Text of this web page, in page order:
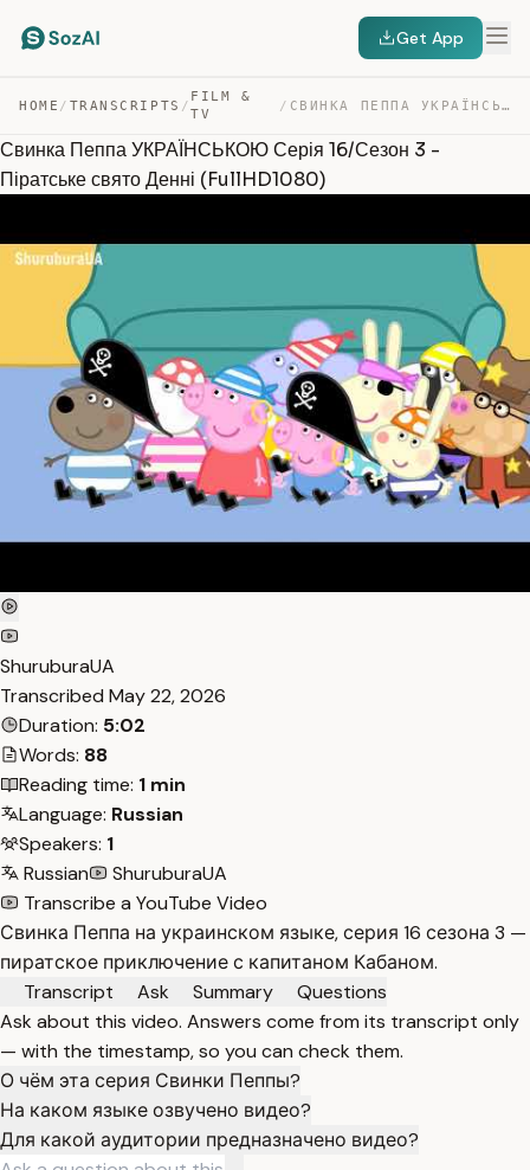
Get App
HOME / TRANSCRIPTS /
FILM &
TV
/ СВИНКА ПЕППА УКРАЇНСЬКОЮ СЕРІЯ 16/СЕЗОН 3 – ПІРАТСЬКЕ С… — TRANSCRIPT
Свинка Пеппа УКРАЇНСЬКОЮ Серія 16/Сезон 3 -
Піратське свято Денні (FullHD1080)
ShuruburaUA
Transcribed May 22, 2026
Duration: 5:02
Words: 88
Reading time: 1 min
Language: Russian
Speakers: 1
Russian
ShuruburaUA
Transcribe a YouTube Video
Свинка Пеппа на украинском языке, серия 16 сезона 3 —
пиратское приключение с капитаном Кабаном.
Transcript
Ask Summary
Questions
Ask about this video. Answers come from its transcript only
— with the timestamp, so you can check them.
О чём эта серия Свинки Пеппы?
На каком языке озвучено видео?
Для какой аудитории предназначено видео?